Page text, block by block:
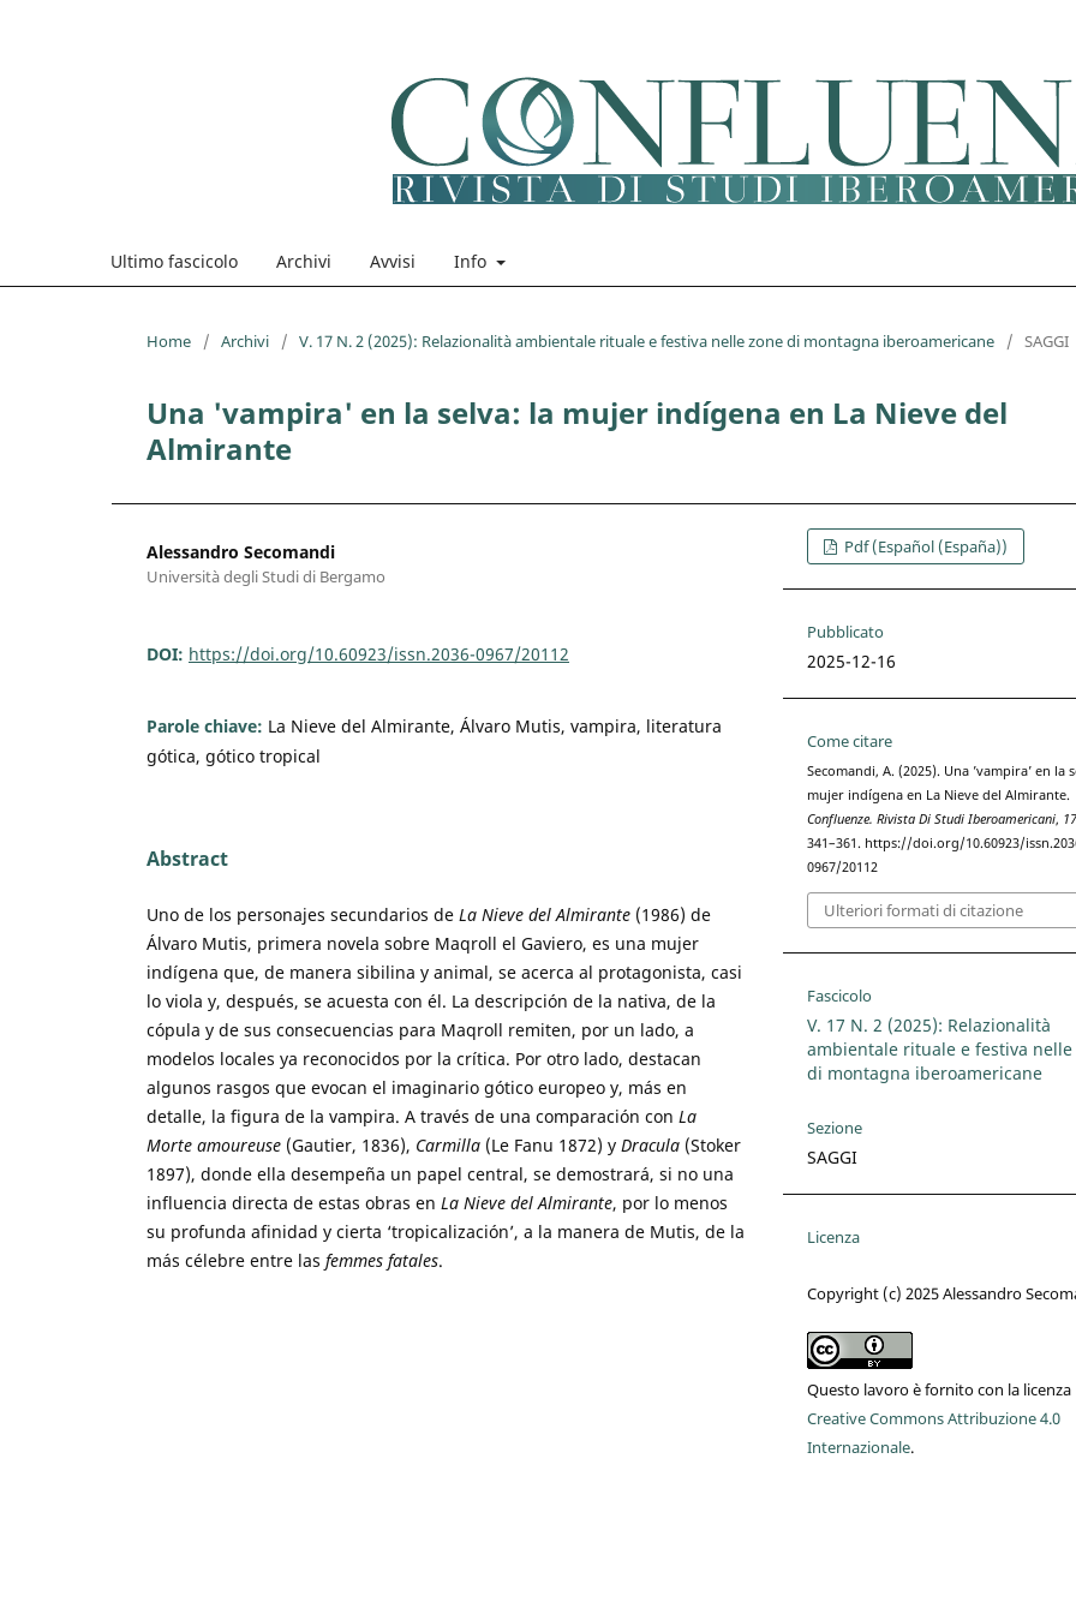
Ultimo fascicolo Archivi Avvisi Info
Home / Archivi / V. 17 N. 2 (2025): Relazionalità ambientale rituale e festiva nelle zone di montagna iberoamericane / SAGGI
Una 'vampira' en la selva: la mujer indígena en La Nieve del
Almirante
Alessandro Secomandi
Università degli Studi di Bergamo
DOI: https://doi.org/10.60923/issn.2036-0967/20112
Parole chiave: La Nieve del Almirante, Álvaro Mutis, vampira, literatura
gótica, gótico tropical
Abstract
Uno de los personajes secundarios de La Nieve del Almirante (1986) de
Álvaro Mutis, primera novela sobre Maqroll el Gaviero, es una mujer
indígena que, de manera sibilina y animal, se acerca al protagonista, casi
lo viola y, después, se acuesta con él. La descripción de la nativa, de la
cópula y de sus consecuencias para Maqroll remiten, por un lado, a
modelos locales ya reconocidos por la crítica. Por otro lado, destacan
algunos rasgos que evocan el imaginario gótico europeo y, más en
detalle, la figura de la vampira. A través de una comparación con La
Morte amoureuse (Gautier, 1836), Carmilla (Le Fanu 1872) y Dracula (Stoker
1897), donde ella desempeña un papel central, se demostrará, si no una
influencia directa de estas obras en La Nieve del Almirante, por lo menos
su profunda afinidad y cierta ‘tropicalización’, a la manera de Mutis, de la
más célebre entre las femmes fatales.
Pdf (Español (España))
Pubblicato
2025-12-16
Come citare
Secomandi, A. (2025). Una ’vampira’ en la
mujer indígena en La Nieve del Almirante.
Confluenze. Rivista Di Studi Iberoamericani,
341–361. https://doi.org/10.60923/
0967/20112
Ulteriori formati di citazione
Fascicolo
V. 17 N. 2 (2025): Relazionalità
ambientale rituale e festiva nelle
di montagna iberoamericane
Sezione
SAGGI
Licenza
Copyright (c) 2025 Alessandro
Questo lavoro è fornito con la licenza
Creative Commons Attribuzione 4.0
Internazionale.